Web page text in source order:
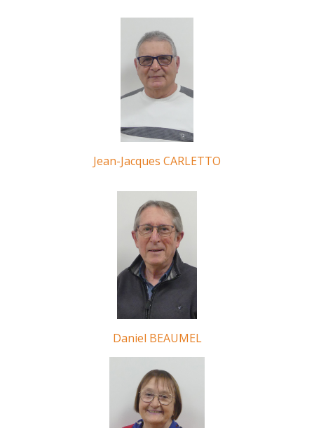
Jean-Jacques CARLETTO
Daniel BEAUMEL